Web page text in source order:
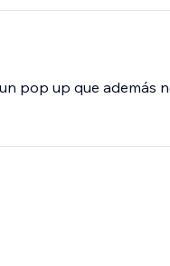
pop up que además